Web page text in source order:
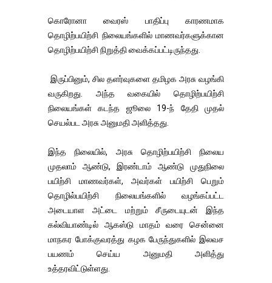
கொரோனா வைரஸ் பாதிப்பு காரணமாக
தொழிற்பயிற்சி நிலையங்களில் மாணவர்களுக்கான
தொழிற்பயிற்சி நிறுத்தி வைக்கப்பட்டிருந்தது.
இருப்பினும், சில தளர்வுகளை தமிழக அரசு வழங்கி
வருகிறது. அந்த வகையில் தொழிற்பயிற்சி
நிலையங்கள் கடந்த ஜூலை 19-ந் தேதி முதல்
செயல்பட அரசு அனுமதி அளித்தது.
இந்த நிலையில், அரசு தொழிற்பயிற்சி நிலைய
முதலாம் ஆண்டு, இரண்டாம் ஆண்டு முதுநிலை
பயிற்சி மாணவர்கள், அவர்கள் பயிற்சி பெறும்
தொழில்பயிற்சி நிலையங்களில் வழங்கப்பட்ட
அடையாள அட்டை மற்றும் சீருடையுடன் இந்த
கல்வியாண்டில் ஆகஸ்டு மாதம் வரை சென்னை
மாநகர போக்குவரத்து கழக பேருந்துகளில் இலவச
பயணம் செய்ய அனுமதி அளித்து
உத்தரவிட்டுள்ளது.